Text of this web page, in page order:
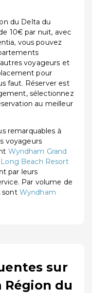
du Delta du
10€ par nuit, avec
vous pouvez
voyageurs et
pour
faut. Réserver est
sélectionnez
au meilleur
remarquables à
voyageurs
Wyndham Grand
Beach Resort
par leurs
Par volume de
sont Wyndham
sur
du